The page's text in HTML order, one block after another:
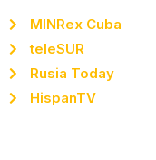
MINRex Cuba
teleSUR
Rusia Today
HispanTV